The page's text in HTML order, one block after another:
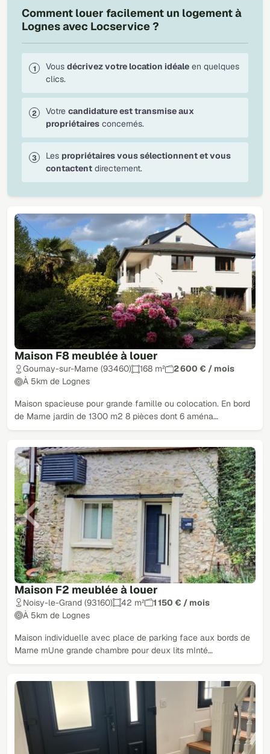
Maison F8 meublée à louer
Gournay-sur-Marne (93460) 168 m²
2 600 € / mois
À 5km de Lognes
Maison spacieuse pour grande famille ou colocation. En bord
de Marne jardin de 1300 m2 8 pièces dont 6 aména…
Maison F2 meublée à louer
Noisy-le-Grand (93160) 42 m²
1 150 € / mois
À 5km de Lognes
Maison individuelle avec place de parking face aux bords de
Marne rnUne grande chambre pour deux lits rnInté…
Comment louer facilement un logement à
Lognes avec Locservice ?
Vous décrivez votre location idéale en quelques
clics.
Votre candidature est transmise aux
propriétaires concernés.
Les propriétaires vous sélectionnent et vous
contactent directement.